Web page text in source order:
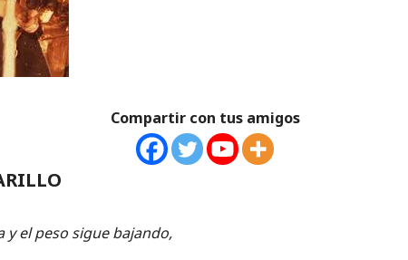
Compartir con tus amigos
y el peso sigue bajando,